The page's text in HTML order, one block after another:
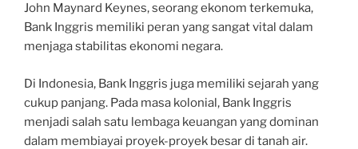
John Maynard Keynes, seorang ekonom terkemuka,
Bank Inggris memiliki peran yang sangat vital dalam
menjaga stabilitas ekonomi negara.
Di Indonesia, Bank Inggris juga memiliki sejarah yang
cukup panjang. Pada masa kolonial, Bank Inggris
menjadi salah satu lembaga keuangan yang dominan
dalam membiayai proyek-proyek besar di tanah air.